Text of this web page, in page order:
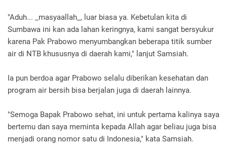
"Aduh... _masyaallah_, luar biasa ya. Kebetulan kita di
Sumbawa ini kan ada lahan keringnya, kami sangat bersyukur
karena Pak Prabowo menyumbangkan beberapa titik sumber
air di NTB khususnya di daerah kami," lanjut Samsiah.
Ia pun berdoa agar Prabowo selalu diberikan kesehatan dan
program air bersih bisa berjalan juga di daerah lainnya.
"Semoga Bapak Prabowo sehat, ini untuk pertama kalinya saya
bertemu dan saya meminta kepada Allah agar beliau juga bisa
menjadi orang nomor satu di Indonesia," kata Samsiah.